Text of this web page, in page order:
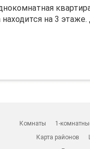
на 3
Комнаты 1-
Карта районов